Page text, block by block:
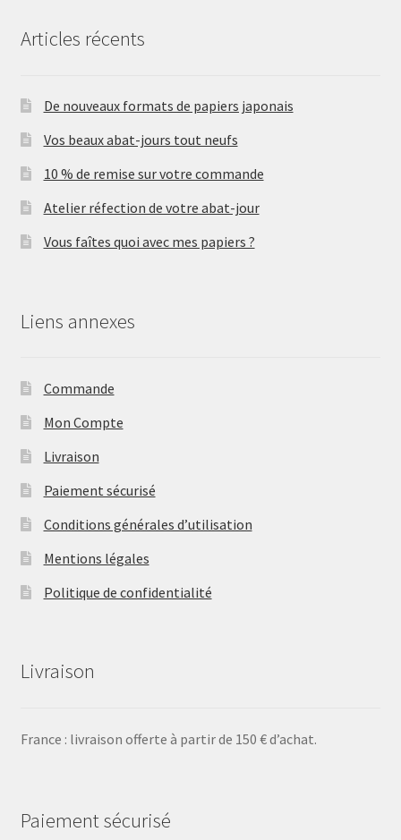
Articles récents
De nouveaux formats de papiers japonais
Vos beaux abat-jours tout neufs
10 % de remise sur votre commande
Atelier réfection de votre abat-jour
Vous faîtes quoi avec mes papiers ?
Liens annexes
Commande
Mon Compte
Livraison
Paiement sécurisé
Conditions générales d’utilisation
Mentions légales
Politique de confidentialité
Livraison
France : livraison offerte à partir de 150 € d’achat.
Paiement sécurisé